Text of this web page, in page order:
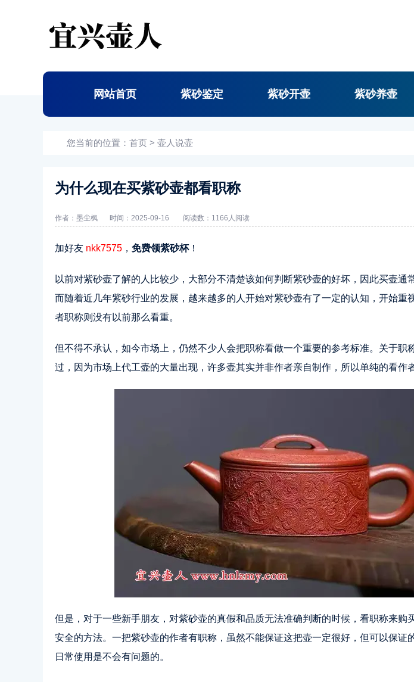
网站首页 紫砂鉴定 紫砂开壶 紫砂养壶
您当前的位置： 首页 > 壶人说壶
为什么现在买紫砂壶都看职称
作者：墨尘枫 时间：2025-09-16 阅读数： 1166人阅读
加好友 nkk7575 ， 免费领紫砂杯！
以前对紫砂壶了解的人比较少，大部分不清楚该如何判断紫砂壶的好坏，因此买壶通
而随着近几年紫砂行业的发展，越来越多的人开始对紫砂壶有了一定的认知，开始重
者职称则没有以前那么看重。
但不得不承认，如今市场上，仍然不少人会把职称看做一个重要的参考标准。关于职
过，因为市场上代工壶的大量出现，许多壶其实并非作者亲自制作，所以单纯的看作
但是，对于一些新手朋友，对紫砂壶的真假和品质无法准确判断的时候，看职称来购
安全的方法。一把紫砂壶的作者有职称，虽然不能保证这把壶一定很好，但可以保证
日常使用是不会有问题的。